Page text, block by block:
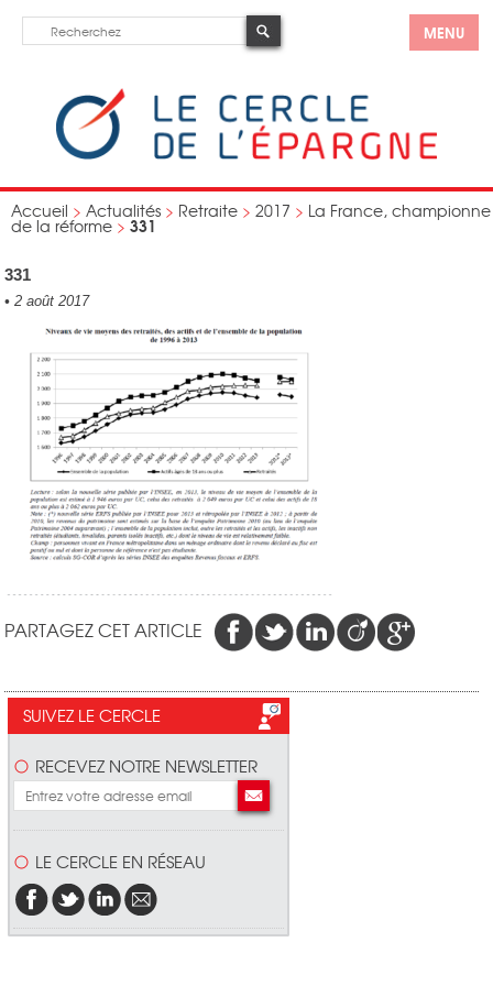
MENU
Accueil > Actualités > Retraite > 2017 > La France, championne
de la réforme > 331
331
• 2 août 2017
PARTAGEZ CET ARTICLE
SUIVEZ LE CERCLE
RECEVEZ NOTRE NEWSLETTER
LE CERCLE EN RÉSEAU